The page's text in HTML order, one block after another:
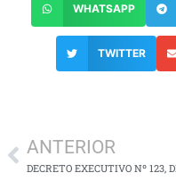
WHATSAPP
TWITTER
ANTERIOR